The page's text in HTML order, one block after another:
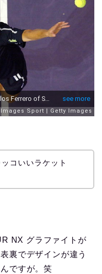
コいいラケット
NX グラファイトが
裏でデザインが違う
ですが。笑